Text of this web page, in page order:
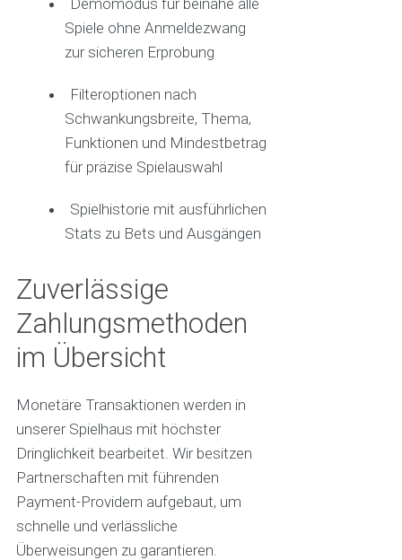
Spiele ohne Anmeldezwang
zur sicheren Erprobung
Filteroptionen nach
Schwankungsbreite, Thema,
Funktionen und Mindestbetrag
für präzise Spielauswahl
Spielhistorie mit ausführlichen
Stats zu Bets und Ausgängen
Zuverlässige
Zahlungsmethoden
im Übersicht
Monetäre Transaktionen werden in
unserer Spielhaus mit höchster
Dringlichkeit bearbeitet. Wir besitzen
Partnerschaften mit führenden
Payment-Providern aufgebaut, um
schnelle und verlässliche
Überweisungen zu garantieren.